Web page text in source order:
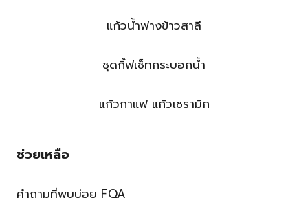
แก้วน้ำฟางข้าวสาลี
ชุดกิ๊ฟเซ็ทกระบอกน้ำ
แก้วกาแฟ แก้วเซรามิก
ช่วยเหลือ
คำถามที่พบบ่อย FQA